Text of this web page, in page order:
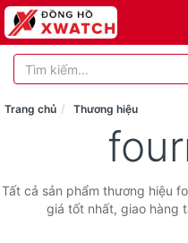
Trang chủ Thương hiệu
Tất cả sản phẩm thương hiệu
giá tốt nhất, giao hàng